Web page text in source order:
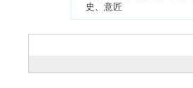
史、意匠